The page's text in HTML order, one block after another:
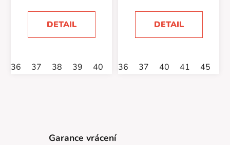
DETAIL
36 37 38 39 40 45 46 47
DETAIL
36 37 40 41 45
Garance vrácení